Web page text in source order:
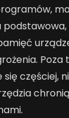
Poza
częściej,